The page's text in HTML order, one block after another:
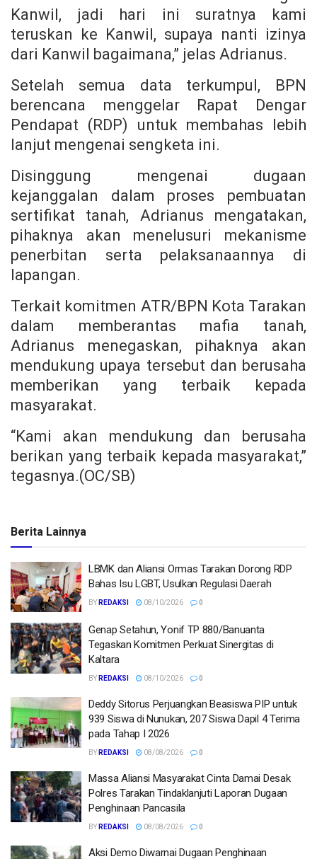
Kanwil, jadi hari ini suratnya kami
teruskan ke Kanwil, supaya nanti izinya
dari Kanwil bagaimana,” jelas Adrianus.
Setelah semua data terkumpul, BPN
berencana menggelar Rapat Dengar
Pendapat (RDP) untuk membahas lebih
lanjut mengenai sengketa ini.
Disinggung mengenai dugaan
kejanggalan dalam proses pembuatan
sertifikat tanah, Adrianus mengatakan,
pihaknya akan menelusuri mekanisme
penerbitan serta pelaksanaannya di
lapangan.
Terkait komitmen ATR/BPN Kota Tarakan
dalam memberantas mafia tanah,
Adrianus menegaskan, pihaknya akan
mendukung upaya tersebut dan berusaha
memberikan yang terbaik kepada
masyarakat.
“Kami akan mendukung dan berusaha
berikan yang terbaik kepada masyarakat,”
tegasnya.(OC/SB)
Berita Lainnya
LBMK dan Aliansi Ormas Tarakan Dorong RDP
Bahas Isu LGBT, Usulkan Regulasi Daerah
BY REDAKSI 08/10/2026 0
Genap Setahun, Yonif TP 880/Banuanta
Tegaskan Komitmen Perkuat Sinergitas di
Kaltara
BY REDAKSI 08/10/2026 0
Deddy Sitorus Perjuangkan Beasiswa PIP untuk
939 Siswa di Nunukan, 207 Siswa Dapil 4 Terima
pada Tahap I 2026
BY REDAKSI 08/08/2026 0
Massa Aliansi Masyarakat Cinta Damai Desak
Polres Tarakan Tindaklanjuti Laporan Dugaan
Penghinaan Pancasila
BY REDAKSI 08/08/2026 0
Aksi Demo Diwarnai Dugaan Penghinaan